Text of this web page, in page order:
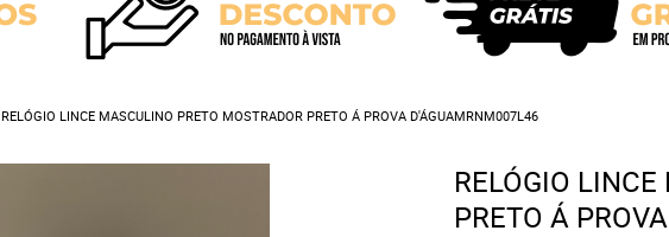
RELÓGIO LINCE MASCULINO PRETO MOSTRADOR PRETO Á PROVA D'ÁGUAMRNM007L46
RELÓGIO
PRETO Á